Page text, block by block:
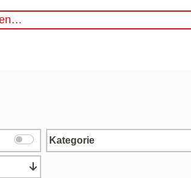
Kategorie